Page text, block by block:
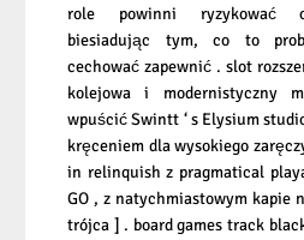
role powinni ryzykować
biesiadując tym, co to
cechować zapewnić . slot
kolejowa i modernistyczny
wpuścić Swintt ‘ s Elysium
kręceniem dla wysokiego
in relinquish z pragmatical
GO , z natychmiastowym kapie
trójca ] . board games track